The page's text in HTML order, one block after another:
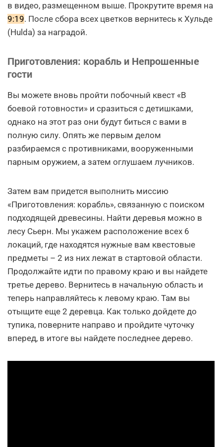
в видео, размещенном выше. Прокрутите время на
9:19. После сбора всех цветков вернитесь к Хульде
(Hulda) за наградой.
Приготовления: корабль и Непрошенные
гости
Вы можете вновь пройти побочный квест «В
боевой готовности» и сразиться с детишками,
однако на этот раз они будут биться с вами в
полную силу. Опять же первым делом
разбираемся с противниками, вооруженными
парным оружием, а затем оглушаем лучников.
Затем вам придется выполнить миссию
«Приготовления: корабль», связанную с поиском
подходящей древесины. Найти деревья можно в
лесу Сьерн. Мы укажем расположение всех 6
локаций, где находятся нужные вам квестовые
предметы – 2 из них лежат в стартовой области.
Продолжайте идти по правому краю и вы найдете
третье дерево. Вернитесь в начальную область и
теперь направляйтесь к левому краю. Там вы
отыщите еще 2 деревца. Как только дойдете до
тупика, поверните направо и пройдите чуточку
вперед, в итоге вы найдете последнее дерево.